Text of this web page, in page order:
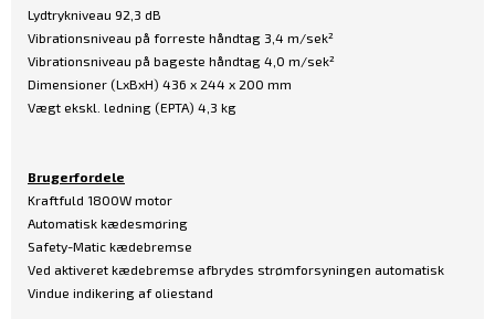
Lydtrykniveau 92,3 dB
Vibrationsniveau på forreste håndtag 3,4 m/sek²
Vibrationsniveau på bageste håndtag 4,0 m/sek²
Dimensioner (LxBxH) 436 x 244 x 200 mm
Vægt ekskl. ledning (EPTA) 4,3 kg
Brugerfordele
Kraftfuld 1800W motor
Automatisk kædesmøring
Safety-Matic kædebremse
Ved aktiveret kædebremse afbrydes strømforsyningen automatisk
Vindue indikering af oliestand